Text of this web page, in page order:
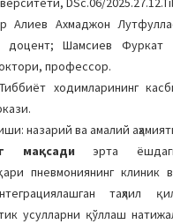
Алиев Ахмаджон
доцент; Шамсиев Фуркат
профессор.
ходимларининг
назарий ва амалий
мақсади эрта
пневмониянинг клиник
таҳлил
усулларни қўллаш